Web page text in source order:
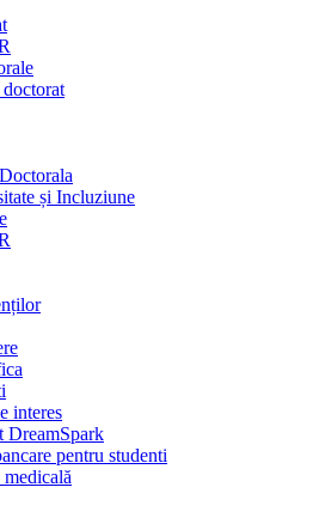
și Incluziune
interes
DreamSpark
pentru studenti